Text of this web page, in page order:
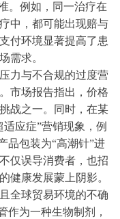
。例如，同一治疗在
中，都可能出现赔与
付环境显著提高了患
需求。
力与不合规的过度营
市场报告指出，价格
战之一。同时，在某
适应症”营销现象，例
品包装为“高潮针”进
仅误导消费者，也招
健康发展蒙上阴影。
全球贸易环境的不确
作为一种生物制剂，